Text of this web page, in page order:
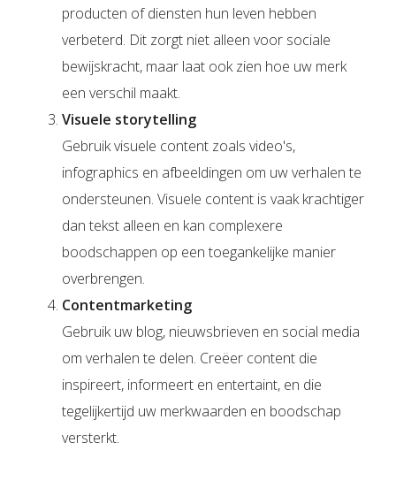
producten of diensten hun leven hebben
verbeterd. Dit zorgt niet alleen voor sociale
bewijskracht, maar laat ook zien hoe uw merk
een verschil maakt.
Visuele storytelling
Gebruik visuele content zoals video's,
infographics en afbeeldingen om uw verhalen te
ondersteunen. Visuele content is vaak krachtiger
dan tekst alleen en kan complexere
boodschappen op een toegankelijke manier
overbrengen.
Contentmarketing
Gebruik uw blog, nieuwsbrieven en social media
om verhalen te delen. Creëer content die
inspireert, informeert en entertaint, en die
tegelijkertijd uw merkwaarden en boodschap
versterkt.